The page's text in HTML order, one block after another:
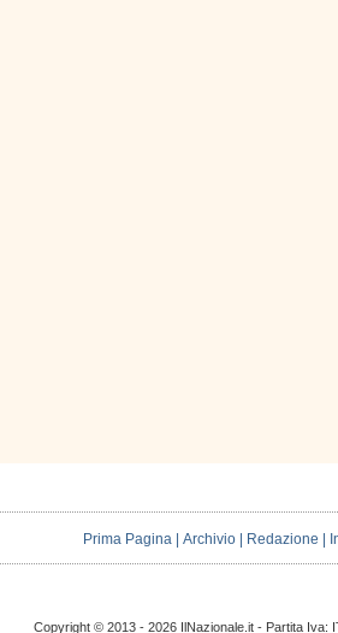
Prima Pagina |Archivio | Redazione |
Copyright © 2013 - 2026 IlNazionale.it - Partita Iva: